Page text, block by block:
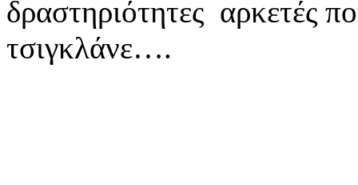
δραστηριότητες αρκετές
τσιγκλάνε….